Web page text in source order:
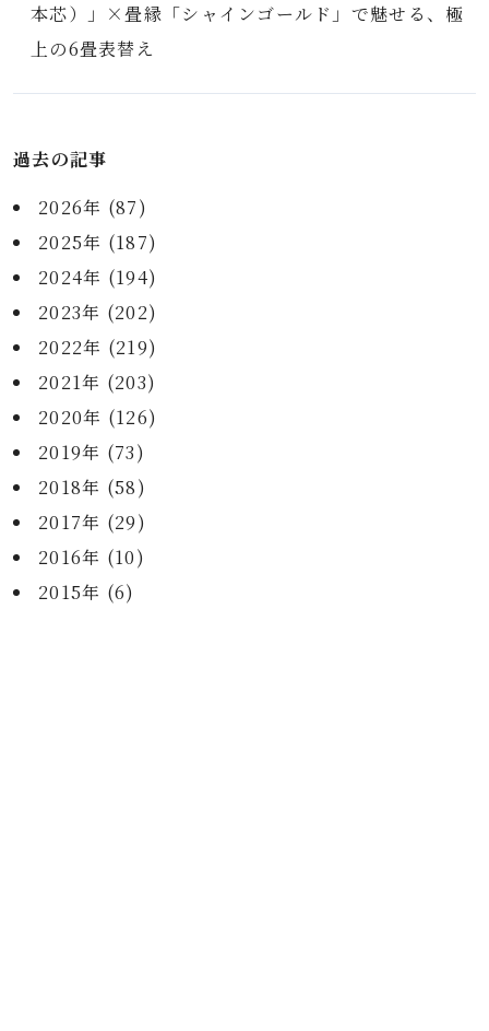
本芯）」×畳縁「シャインゴールド」で魅せる、極
上の6畳表替え
過去の記事
2026年 (87)
2025年 (187)
2024年 (194)
2023年 (202)
2022年 (219)
2021年 (203)
2020年 (126)
2019年 (73)
2018年 (58)
2017年 (29)
2016年 (10)
2015年 (6)